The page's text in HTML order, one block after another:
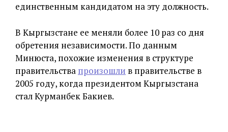
единственным кандидатом на эту должность.
В Кыргызстане ее меняли более 10 раз со дня
обретения независимости. По данным
Минюста, похожие изменения в структуре
правительства произошли в правительстве в
2005 году, когда президентом Кыргызстана
стал Курманбек Бакиев.